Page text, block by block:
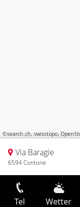
©search.ch, swisstopo,
Via Baragie
6594 Contone
Tel Wetter